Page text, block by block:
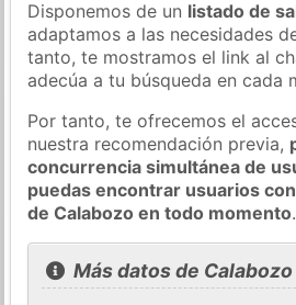
Disponemos de un listado de
adaptamos a las necesidades
tanto, te mostramos el link al
adecúa a tu búsqueda en cada
Por tanto, te ofrecemos el
nuestra recomendación previa,
concurrencia simultánea de
puedas encontrar usuarios
de Calabozo en todo momento.
Más datos de Calabozo